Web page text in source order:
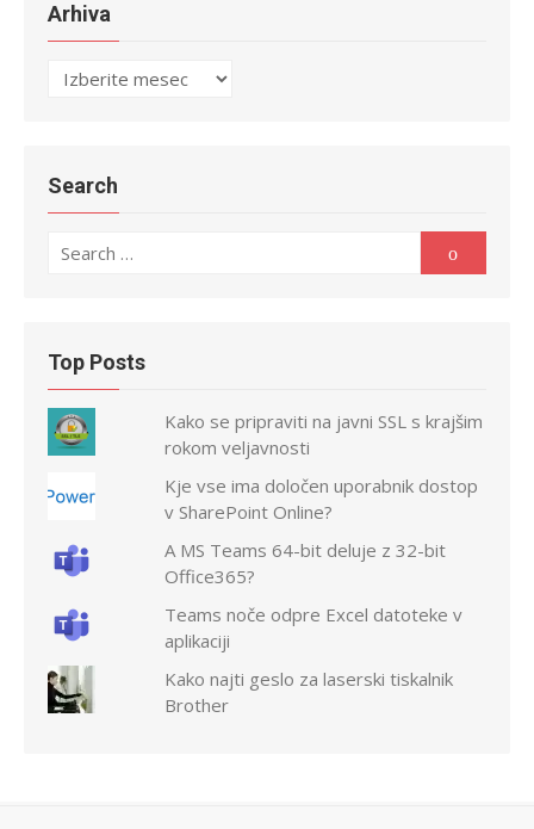
Arhiva
Arhiva
Search
Search
Top Posts
Kako se pripraviti na javni SSL s krajšim
rokom veljavnosti
Kje vse ima določen uporabnik dostop
v SharePoint Online?
A MS Teams 64-bit deluje z 32-bit
Office365?
Teams noče odpre Excel datoteke v
aplikaciji
Kako najti geslo za laserski tiskalnik
Brother